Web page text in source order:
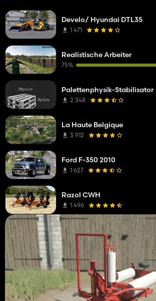
Develo/ Hyundai DTL35
1 471
Realistische Arbeiter
75%
Palettenphysik-Stabilisator
2 348
La Haute Belgique
3 912
Ford F-350 2010
1 627
Razol CWH
1 496